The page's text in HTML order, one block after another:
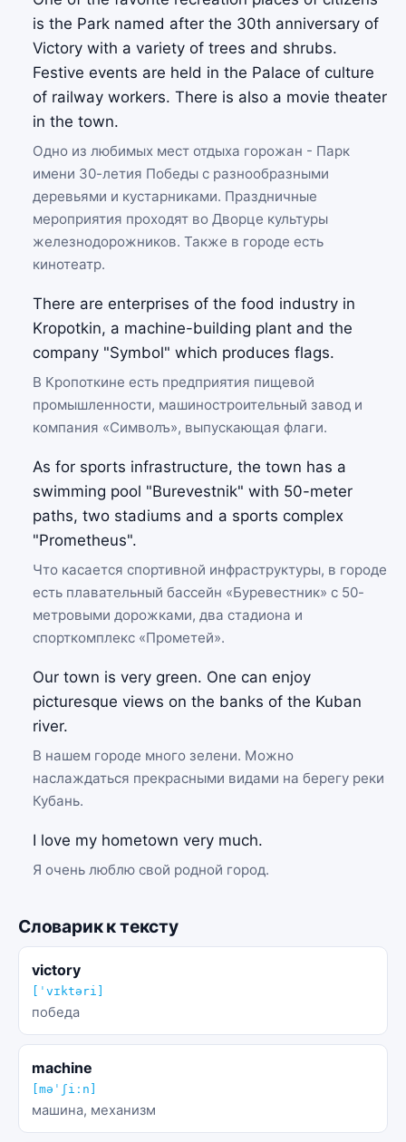
is the Park named after the 30th anniversary of
Victory with a variety of trees and shrubs.
Festive events are held in the Palace of culture
of railway workers. There is also a movie theater
in the town.
Одно из любимых мест отдыха горожан - Парк
имени 30-летия Победы с разнообразными
деревьями и кустарниками. Праздничные
мероприятия проходят во Дворце культуры
железнодорожников. Также в городе есть
кинотеатр.
There are enterprises of the food industry in
Kropotkin, a machine-building plant and the
company "Symbol" which produces flags.
В Кропоткине есть предприятия пищевой
промышленности, машиностроительный завод и
компания «Символъ», выпускающая флаги.
As for sports infrastructure, the town has a
swimming pool "Burevestnik" with 50-meter
paths, two stadiums and a sports complex
"Prometheus".
Что касается спортивной инфраструктуры, в городе
есть плавательный бассейн «Буревестник» с 50-
метровыми дорожками, два стадиона и
спорткомплекс «Прометей».
Our town is very green. One can enjoy
picturesque views on the banks of the Kuban
river.
В нашем городе много зелени. Можно
наслаждаться прекрасными видами на берегу реки
Кубань.
I love my hometown very much.
Я очень люблю свой родной город.
Словарик к тексту
victory
[ˈvɪktəri]
победа
machine
[məˈʃiːn]
машина, механизм